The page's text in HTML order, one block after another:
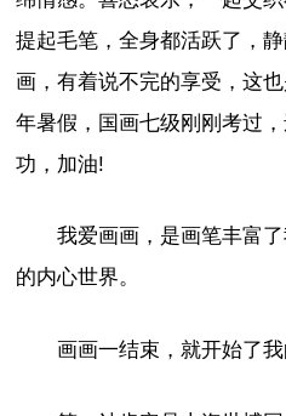
提起毛笔，全身都活跃了，
画，有着说不完的享受，这
年暑假，国画七级刚刚考过
功，加油!
我爱画画，是画笔丰富
的内心世界。
画画一结束，就开始了我